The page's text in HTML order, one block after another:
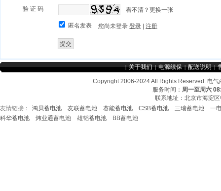
验 证 码
看不清？更换一张
匿名发表 您尚未登录 登录 注册
Copyright 2006-2024 All Rights Reserved. 电
服务时间： 周一至周六
联系地址：北京市海淀
友情链接： CSB蓄电池 鸿贝蓄电池 赛能蓄
|关于我们 |电源续保 |配送说明 |
友情链接： 鸿贝蓄电池 友联蓄电池 赛能蓄电池 CSB蓄电池 三瑞蓄电池
一
科华蓄电池
炜业通蓄电池 雄韬蓄电池 BB蓄电池